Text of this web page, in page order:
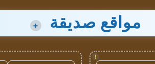
مواقع صديقة +
!